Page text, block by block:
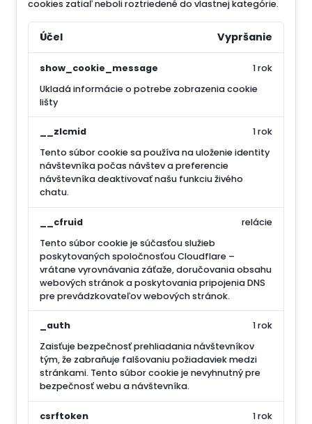
cookies zatiaľ neboli roztriedené do vlastnej kategórie.
Účel Vypršanie
show_cookie_message
Ukladá informácie o potrebe zobrazenia cookie
lišty
1 rok
__zlcmid
Tento súbor cookie sa používa na uloženie identity
návštevníka počas návštev a preferencie
návštevníka deaktivovať našu funkciu živého
chatu.
1 rok
__cfruid
Tento súbor cookie je súčasťou služieb
poskytovaných spoločnosťou Cloudflare –
vrátane vyrovnávania záťaže, doručovania obsahu
webových stránok a poskytovania pripojenia DNS
pre prevádzkovateľov webových stránok.
relácie
_auth
Zaisťuje bezpečnosť prehliadania návštevníkov
tým, že zabraňuje falšovaniu požiadaviek medzi
stránkami. Tento súbor cookie je nevyhnutný pre
bezpečnosť webu a návštevníka.
1 rok
csrftoken
1 rok